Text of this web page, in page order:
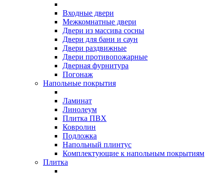
Входные двери
Межкомнатные двери
Двери из массива сосны
Двери для бани и саун
Двери раздвижные
Двери противопожарные
Дверная фурнитура
Погонаж
Напольные покрытия
Ламинат
Линолеум
Плитка ПВХ
Ковролин
Подложка
Напольный плинтус
Комплектующие к напольным покрытиям
Плитка